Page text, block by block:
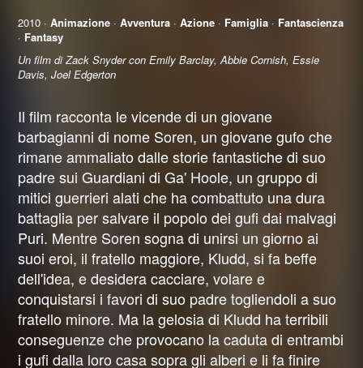
2010 · Animazione ·Avventura ·Azione · Famiglia · Fantascienza
· Fantasy
Un film di Zack Snyder con Emily Barclay, Abbie Cornish, Essie
Davis, Joel Edgerton
Il film racconta le vicende di un giovane
barbagianni di nome Soren, un giovane gufo che
rimane ammaliato dalle storie fantastiche di suo
padre sui Guardiani di Ga' Hoole, un gruppo di
mitici guerrieri alati che ha combattuto una dura
battaglia per salvare il popolo dei gufi dai malvagi
Puri. Mentre Soren sogna di unirsi un giorno ai
suoi eroi, il fratello maggiore, Kludd, si fa beffe
dell'idea, e desidera cacciare, volare e
conquistarsi i favori di suo padre togliendoli a suo
fratello minore. Ma la gelosia di Kludd ha terribili
conseguenze che provocano la caduta di entrambi
i gufi dalla loro casa sopra gli alberi e li fa finire